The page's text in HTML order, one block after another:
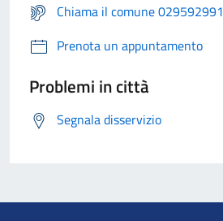
Chiama il comune 029592991
Prenota un appuntamento
Problemi in città
Segnala disservizio